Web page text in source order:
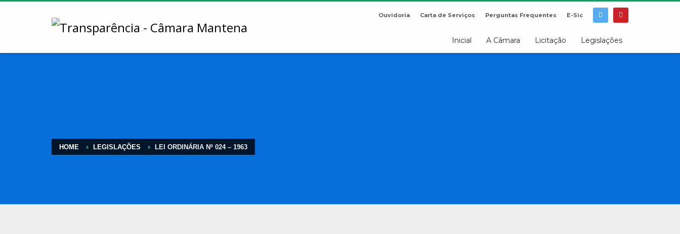
Ouvidoria Carta de Serviços Perguntas Frequentes E-Sic
Inicial A Câmara Licitação Legislações
HOME LEGISLAÇÕES LEI ORDINÁRIA Nº 024 – 1963